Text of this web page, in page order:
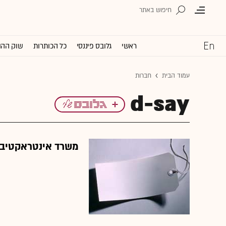
ראשי גלובס פיננסי כל הכותרות שוק
עמוד הבית חברות
d-say
משרד אינטראקטיב